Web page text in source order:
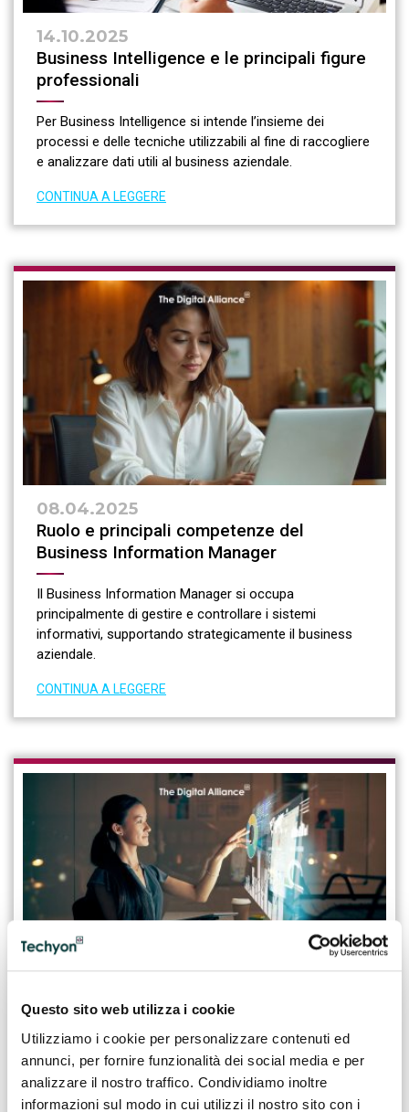
Questo sito web utilizza i cookie
Utilizziamo i cookie per personalizzare contenuti ed
annunci, per fornire funzionalità dei social media e per
analizzare il nostro traffico. Condividiamo inoltre
informazioni sul modo in cui utilizzi il nostro sito con i
14.10.2025
Business Intelligence e le principali figure
professionali
Per Business Intelligence si intende l’insieme dei
processi e delle tecniche utilizzabili al fine di raccogliere
e analizzare dati utili al business aziendale.
CONTINUA A LEGGERE
08.04.2025
Ruolo e principali competenze del
Business Information Manager
Il Business Information Manager si occupa
principalmente di gestire e controllare i sistemi
informativi, supportando strategicamente il business
aziendale.
CONTINUA A LEGGERE
11.03.2025
CInO
Il Chief Innovation Officer (CInO) è il responsabile della
gestione del processo di innovazione tecnologica e